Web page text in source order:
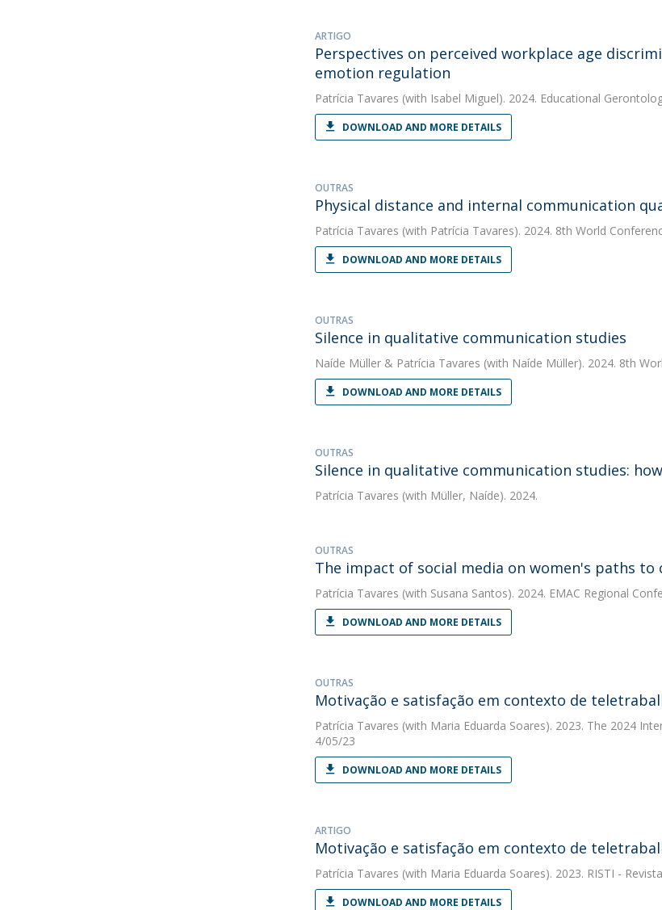
ARTIGO
Perspectives on perceived workplace age
emotion regulation
Patrícia Tavares (with Isabel Miguel). 2024. Educational
DOWNLOAD AND MORE DETAILS
OUTRAS
Physical distance and internal communication
Patrícia Tavares (with Patrícia Tavares). 2024. 8th World
DOWNLOAD AND MORE DETAILS
OUTRAS
Silence in qualitative communication studies
Naíde Müller& Patrícia Tavares (with Naíde Müller). 2024. 8th
DOWNLOAD AND MORE DETAILS
OUTRAS
Silence in qualitative communication studies:
Patrícia Tavares (with Müller, Naíde). 2024.
OUTRAS
The impact of social media on women's paths to
Patrícia Tavares (with Susana Santos). 2024. EMAC Regional
DOWNLOAD AND MORE DETAILS
OUTRAS
Motivação e satisfação em contexto de
Patrícia Tavares (with Maria Eduarda Soares). 2023. The 2024
4/05/23
DOWNLOAD AND MORE DETAILS
ARTIGO
Motivação e satisfação em contexto de
Patrícia Tavares (with Maria Eduarda Soares). 2023. RISTI -
DOWNLOAD AND MORE DETAILS